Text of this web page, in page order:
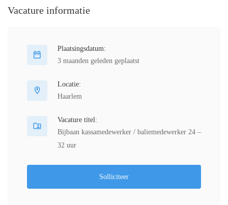
Vacature informatie
Plaatsingsdatum:
3 maanden geleden geplaatst
Locatie:
Haarlem
Vacature titel:
Bijbaan kassamedewerker / baliemedewerker 24 –
32 uur
Solliciteer